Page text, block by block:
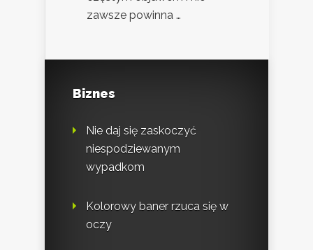
zawsze powinna …
Biznes
Nie daj się zaskoczyć
niespodziewanym
wypadkom
Kolorowy baner rzuca się w
oczy